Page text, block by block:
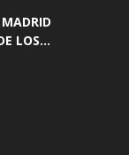
LOS...